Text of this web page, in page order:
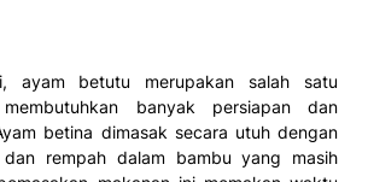
ayam betutu merupakan salah satu
banyak persiapan dan
betina dimasak secara utuh dengan
rempah dalam bambu yang masih